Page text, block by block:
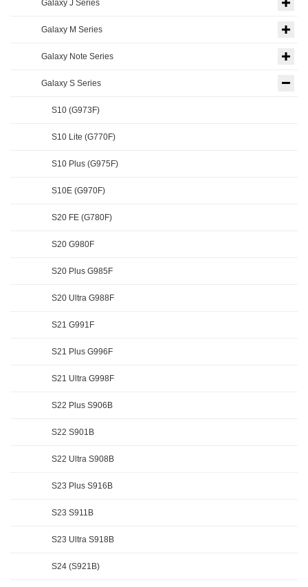
Galaxy J Series
Galaxy M Series
Galaxy Note Series
Galaxy S Series
S10 (G973F)
S10 Lite (G770F)
S10 Plus (G975F)
S10E (G970F)
S20 FE (G780F)
S20 G980F
S20 Plus G985F
S20 Ultra G988F
S21 G991F
S21 Plus G996F
S21 Ultra G998F
S22 Plus S906B
S22 S901B
S22 Ultra S908B
S23 Plus S916B
S23 S911B
S23 Ultra S918B
S24 (S921B)